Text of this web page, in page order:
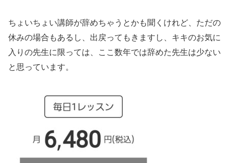
ちょいちょい講師が辞めちゃうとかも聞くけれど、ただの
休みの場合もあるし、出戻ってもきますし、キキのお気に
入りの先生に限っては、ここ数年では辞めた先生は少ない
と思っています。